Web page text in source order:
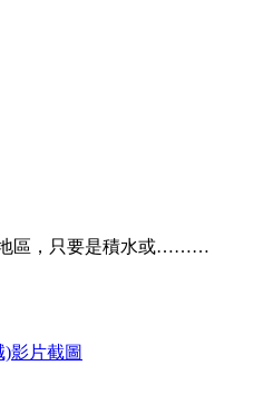
區，只要是積水或………